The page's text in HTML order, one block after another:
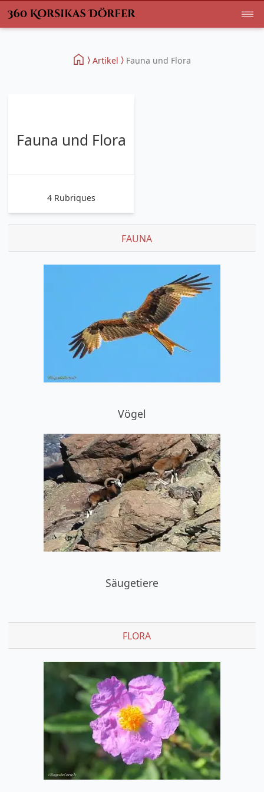
Artikel Fauna und Flora
Fauna und Flora
4 Rubriques
FAUNA
Vögel
Säugetiere
FLORA